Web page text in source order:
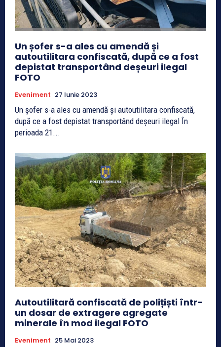
Un șofer s-a ales cu amendă și
autoutilitara confiscată, după ce a fost
depistat transportând deșeuri ilegal
FOTO
Eveniment 27 Iunie 2023
Un șofer s-a ales cu amendă și autoutilitara confiscată,
după ce a fost depistat transportând deșeuri ilegal În
perioada 21...
Autoutilitară confiscată de polițiști într-
un dosar de extragere agregate
minerale în mod ilegal FOTO
Eveniment 25 Mai 2023